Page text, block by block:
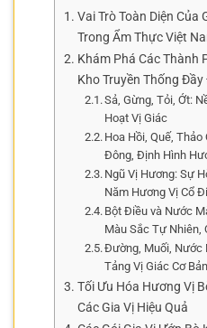
Vai Trò Toàn Diện Của
Trong Ẩm Thực Việt
Khám Phá Các Thành
Kho Truyền Thống
Sả, Gừng, Tỏi, Ớt:
Hoạt Vị Giác
Hoa Hồi, Quế, Thảo
Đông, Định Hình
Ngũ Vị Hương: Sự
Năm Hương Vị Cổ
Bột Điều và Nước
Màu Sắc Tự Nhiên,
Đường, Muối, Nước
Tảng Vị Giác Cơ
Tối Ưu Hóa Hương Vị
Các Gia Vị Hiệu Quả